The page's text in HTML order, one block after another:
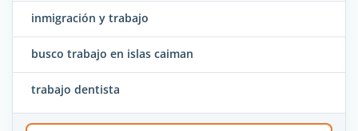
inmigración y trabajo
busco trabajo en islas caiman
trabajo dentista